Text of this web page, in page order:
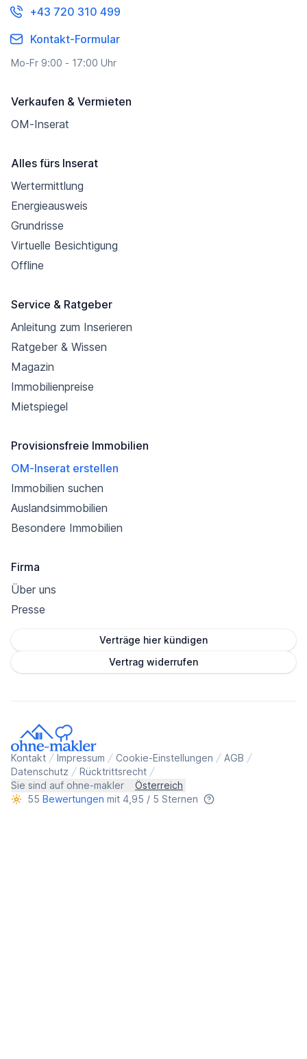
+43 720 310 499
Kontakt-Formular
Mo-Fr 9:00 - 17:00 Uhr
Verkaufen & Vermieten
OM-Inserat
Alles fürs Inserat
Wertermittlung
Energieausweis
Grundrisse
Virtuelle Besichtigung
Offline
Service & Ratgeber
Anleitung zum Inserieren
Ratgeber & Wissen
Magazin
Immobilienpreise
Mietspiegel
Provisionsfreie Immobilien
OM-Inserat erstellen
Immobilien suchen
Auslandsimmobilien
Besondere Immobilien
Firma
Über uns
Presse
Verträge hier kündigen
Vertrag widerrufen
Kontakt Impressum Cookie-Einstellungen
AGB
Datenschutz
Rücktrittsrecht
Sie sind auf ohne-makler
Österreich
55 Bewertungen mit 4,95 / 5 Sternen